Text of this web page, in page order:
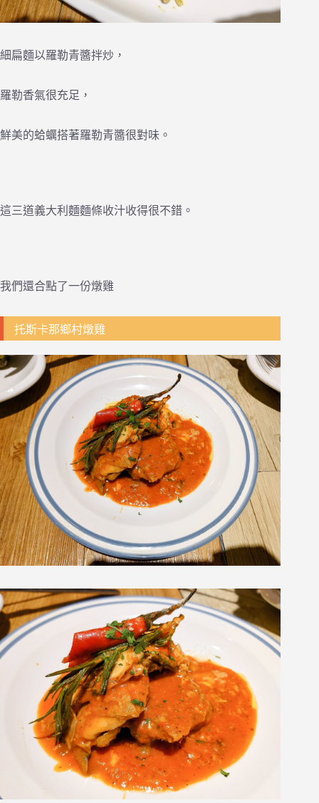
細扁麵以羅勒青醬拌炒，
羅勒香氣很充足，
鮮美的蛤蠣搭著羅勒青醬很對味。
這三道義大利麵麵條收汁收得很不錯。
我們還合點了一份燉雞
托斯卡那鄉村燉雞